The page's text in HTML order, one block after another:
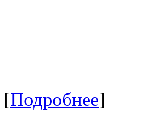
[Подробнее]